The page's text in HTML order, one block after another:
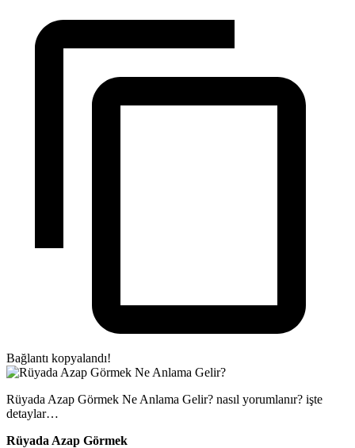
Bağlantı kopyalandı!
Rüyada Azap Görmek Ne Anlama Gelir? nasıl yorumlanır? işte
detaylar…
Rüyada Azap Görmek